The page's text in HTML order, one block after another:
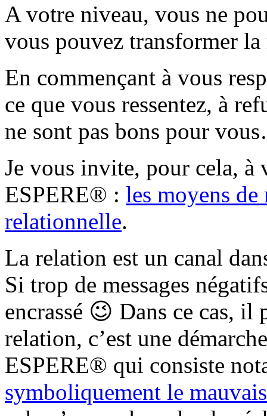
A votre niveau, vous ne
vous pouvez transformer
En commençant à vous
ce que vous ressentez, à
ne sont pas bons pour
Je vous invite, pour cela, à
ESPERE® : les moyens
relationnelle.
La relation est un canal
Si trop de messages
encrassé 😉 Dans ce cas,
relation, c’est une
ESPERE® qui consiste
symboliquement le